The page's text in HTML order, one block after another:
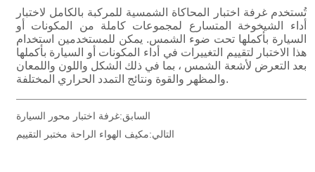
السابق:غرفة اختبار محور السيارة
التالي:مكيف الهواء الراحة مختبر التقييم